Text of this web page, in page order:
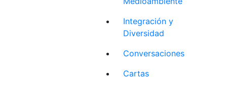
Integración y
Diversidad
Conversaciones
Cartas